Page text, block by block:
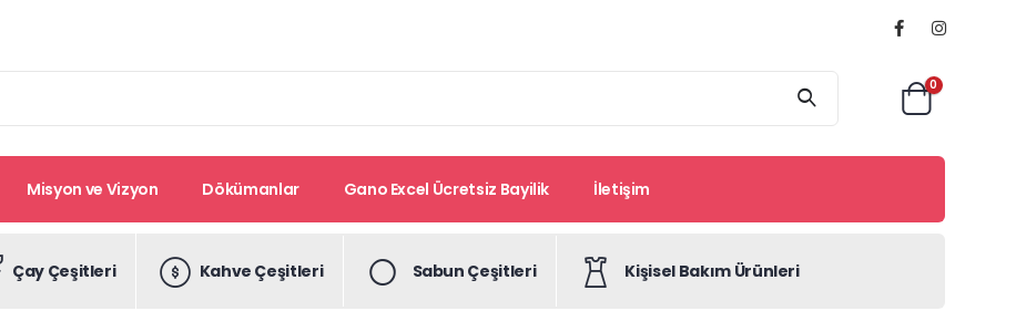
0
Misyon ve Vizyon Dökümanlar Gano Excel Ücretsiz Bayilik İletişim
Çay Çeşitleri Kahve Çeşitleri Sabun Çeşitleri Kişisel Bakım Ürünleri